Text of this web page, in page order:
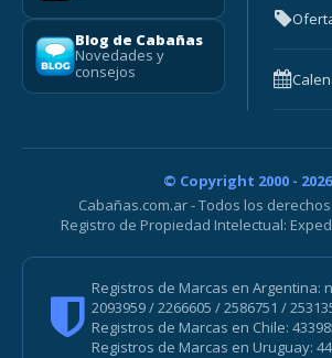
Blog de Cabañas
Novedades y
consejos
© Copyright 2000 - 2026
Cabañas.com.ar - Todos los
Registro de Propiedad Intelectual:
Registros de Marcas en Argentina:
2093959 / 2266605 / 2586751 /
Registros de Marcas en Chile:
Registros de Marcas en Uruguay: